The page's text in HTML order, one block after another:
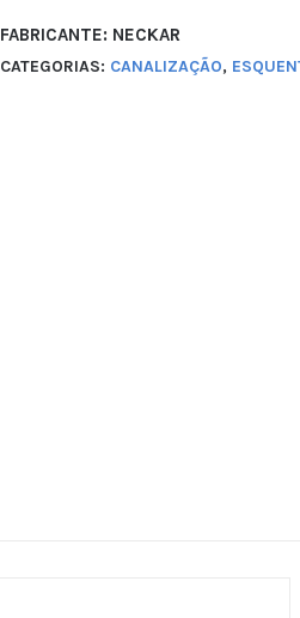
FABRICANTE: NECKAR
CATEGORIAS: CANALIZAÇÃO,